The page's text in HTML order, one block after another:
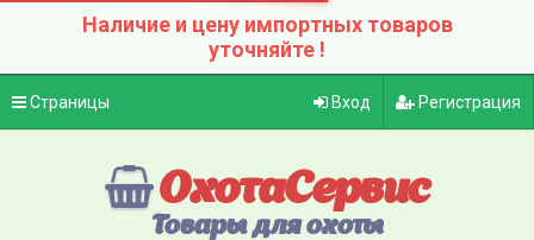
Наличие и цену импортных товаров
уточняйте !
Страницы Вход Регистрация
ОхотаСервис
Товары для охоты